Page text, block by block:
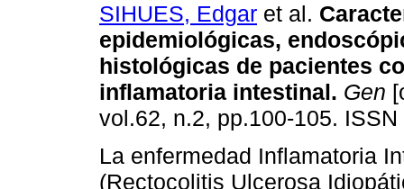
SIHUES, Edgar et al.
epidemiológicas,
histológicas de pacientes
inflamatoria intestinal. Gen
vol.62, n.2, pp.100-105.
La enfermedad Inflamatoria
(Rectocolitis Ulcerosa